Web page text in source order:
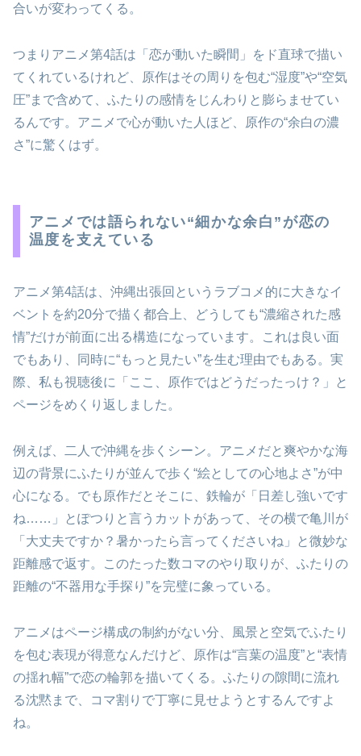
合いが変わってくる。
つまりアニメ第4話は「恋が動いた瞬間」をド直球で描い
てくれているけれど、原作はその周りを包む“湿度”や“空気
圧”まで含めて、ふたりの感情をじんわりと膨らませてい
るんです。アニメで心が動いた人ほど、原作の“余白の濃
さ”に驚くはず。
アニメでは語られない“細かな余白”が恋の
温度を支えている
アニメ第4話は、沖縄出張回というラブコメ的に大きなイ
ベントを約20分で描く都合上、どうしても“濃縮された感
情”だけが前面に出る構造になっています。これは良い面
でもあり、同時に“もっと見たい”を生む理由でもある。実
際、私も視聴後に「ここ、原作ではどうだったっけ？」と
ページをめくり返しました。
例えば、二人で沖縄を歩くシーン。アニメだと爽やかな海
辺の背景にふたりが並んで歩く“絵としての心地よさ”が中
心になる。でも原作だとそこに、鉄輪が「日差し強いです
ね……」とぽつりと言うカットがあって、その横で亀川が
「大丈夫ですか？暑かったら言ってくださいね」と微妙な
距離感で返す。このたった数コマのやり取りが、ふたりの
距離の“不器用な手探り”を完璧に象っている。
アニメはページ構成の制約がない分、風景と空気でふたり
を包む表現が得意なんだけど、原作は“言葉の温度”と“表情
の揺れ幅”で恋の輪郭を描いてくる。ふたりの隙間に流れ
る沈黙まで、コマ割りで丁寧に見せようとするんですよ
ね。